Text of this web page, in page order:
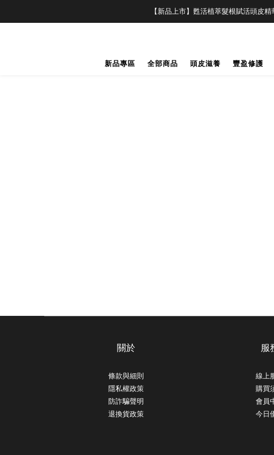
【新品上市】甦活植萃髮根賦活頭皮
新品專區 全部商品 頭皮滋養 豐盈修護
關於
條款與細則
隱私權政策
防詐騙聲明
退換貨政策
服
線上
購買
會員
今日